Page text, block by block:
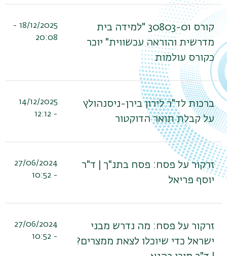
קורס 30803-01 "למידה בית
מדרשית והוראה עכשווית" יוכר
כקורס עולמות
18/12/2025 -
20:08
ברכות לד"ר לירון בירן-ניסנהולץ
על קבלת תואר הדוקטור
14/12/2025
- 12:12
זרקור על פסח: פסח בתנ"ך | ד"ר
יוסף פריאל
27/06/2024
- 10:52
זרקור על פסח: מה נדרש מבני
ישראל כדי שיוכלו לצאת ממצרים?
27/06/2024
- 10:52